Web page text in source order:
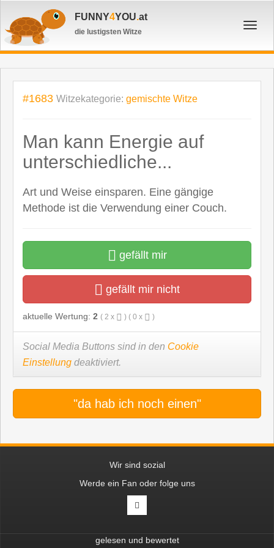
FUNNY4YOU.at
die lustigsten Witze
#1683 Witzekategorie: gemischte Witze
Man kann Energie auf
unterschiedliche...
Art und Weise einsparen. Eine gängige
Methode ist die Verwendung einer Couch.
gefällt mir
gefällt mir nicht
aktuelle Wertung: 2 ( 2 x ) ( 0 x )
Social Media Buttons sind in den Cookie
Einstellung deaktiviert.
"da hab ich noch einen"
Wir sind sozial
Werde ein Fan oder folge uns
gelesen und bewertet